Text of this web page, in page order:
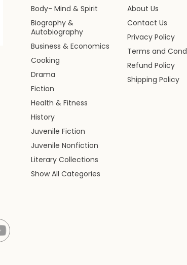
Body- Mind & Spirit
Biography &
Autobiography
Business & Economics
Cooking
Drama
Fiction
Health & Fitness
History
Juvenile Fiction
Juvenile Nonfiction
Literary Collections
Show All Categories
About Us
Contact Us
Privacy Policy
Terms and
Refund Policy
Shipping Policy